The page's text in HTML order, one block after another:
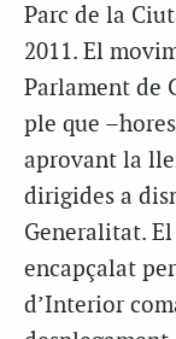
Parc de la
2011. El
Parlament de
ple que
aprovant la
dirigides a
Generalitat.
encapçalat
d’Interior